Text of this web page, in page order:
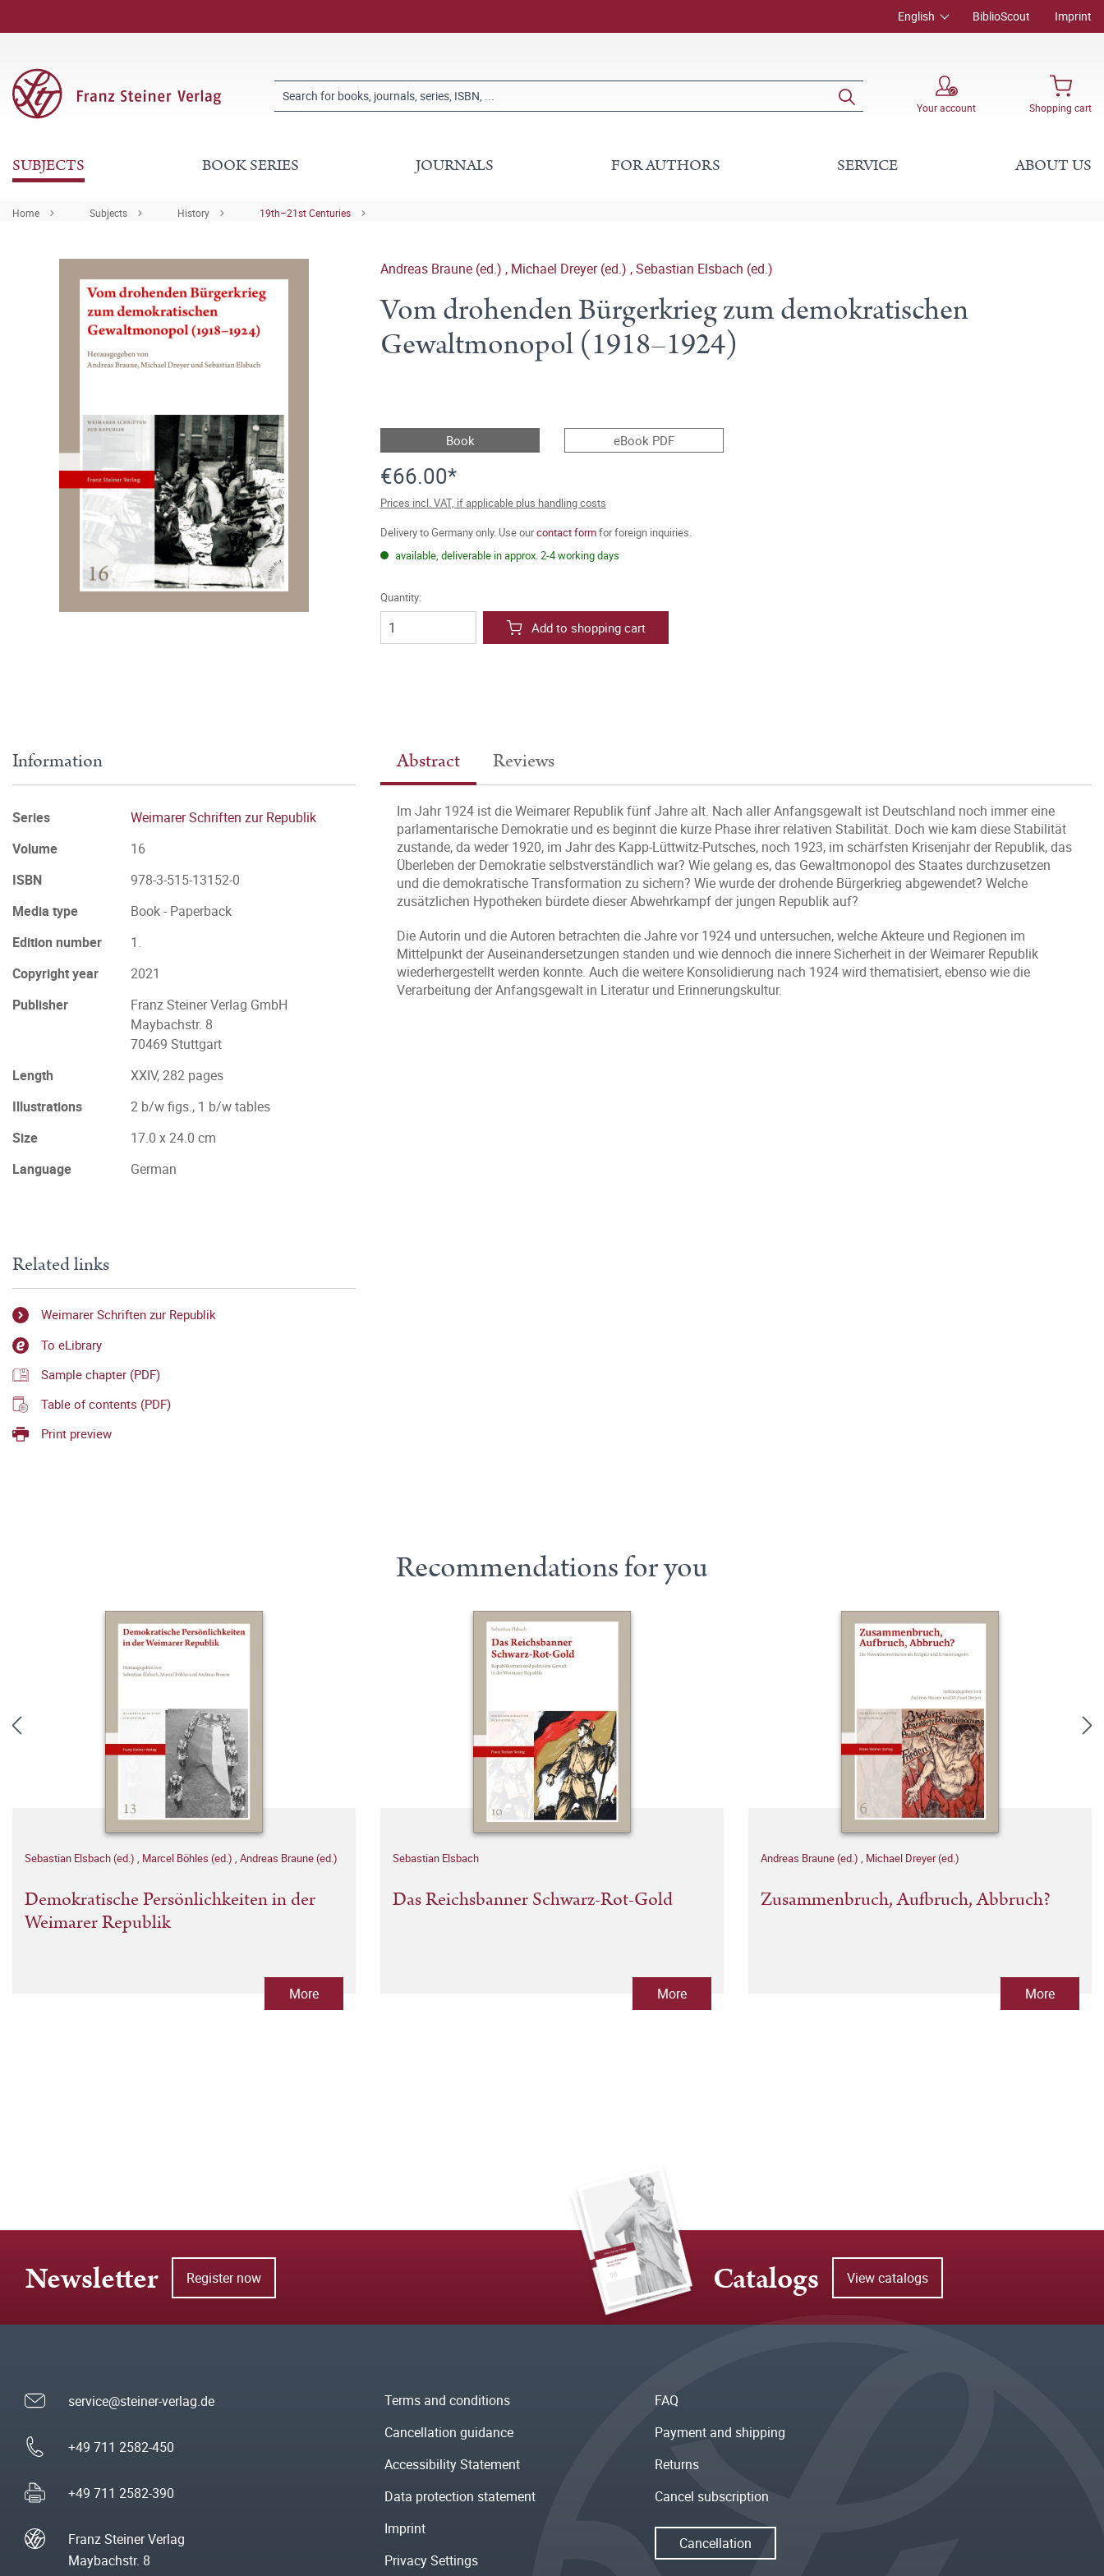
English BiblioScout Imprint
Your account Shopping cart
SUBJECTS BOOK SERIES JOURNALS FOR AUTHORS SERVICE ABOUT US
Home Subjects History 19th–21st Centuries
Andreas Braune (ed.) , Michael Dreyer (ed.) ,Sebastian Elsbach (ed.)
Vom drohenden Bürgerkrieg zum demokratischen
Gewaltmonopol (1918–1924)
Book eBook PDF
€66.00*
Prices incl. VAT, if applicable plus handling costs
Delivery to Germany only. Use ourcontact formfor foreign inquiries.
available, deliverable in approx. 2-4 working days
Quantity:
Add to shopping cart
Abstract Reviews
Im Jahr 1924 ist die Weimarer Republik fünf Jahre alt. Nach aller Anfangsgewalt ist Deutschland noch immer eine
parlamentarische Demokratie und es beginnt die kurze Phase ihrer relativen Stabilität. Doch wie kam diese Stabilität
zustande, da weder 1920, im Jahr des Kapp-Lüttwitz-Putsches, noch 1923, im schärfsten Krisenjahr der Republik, das
Überleben der Demokratie selbstverständlich war? Wie gelang es, das Gewaltmonopol des Staates durchzusetzen
und die demokratische Transformation zu sichern? Wie wurde der drohende Bürgerkrieg abgewendet? Welche
zusätzlichen Hypotheken bürdete dieser Abwehrkampf der jungen Republik auf?
Die Autorin und die Autoren betrachten die Jahre vor 1924 und untersuchen, welche Akteure und Regionen im
Mittelpunkt der Auseinandersetzungen standen und wie dennoch die innere Sicherheit in der Weimarer Republik
wiederhergestellt werden konnte. Auch die weitere Konsolidierung nach 1924 wird thematisiert, ebenso wie die
Verarbeitung der Anfangsgewalt in Literatur und Erinnerungskultur.
Information
Series
Weimarer Schriften zur Republik
Volume
16
ISBN
978-3-515-13152-0
Media type
Book - Paperback
Edition number
1.
Copyright year
2021
Publisher
Franz Steiner Verlag GmbH
Maybachstr. 8
70469 Stuttgart
Length
XXIV, 282 pages
Illustrations
2 b/w figs., 1 b/w tables
Size
17.0 x 24.0 cm
Language
German
Related links
Weimarer Schriften zur Republik
To eLibrary
Sample chapter (PDF)
Table of contents (PDF)
Print preview
Recommendations for you
Sebastian Elsbach (ed.) , Marcel Böhles (ed.) , Andreas Braune (ed.)
Demokratische Persönlichkeiten in der
Weimarer Republik
More
Sebastian Elsbach
Das Reichsbanner Schwarz-Rot-Gold
More
Andreas Braune (ed.) , Michael Dreyer (ed.)
Zusammenbruch, Aufbruch, Abbruch?
More
Newsletter Register now Catalogs View catalogs
service@steiner-verlag.de
+49 711 2582-450
+49 711 2582-390
Franz Steiner Verlag
Maybachstr. 8
Terms and conditions
Cancellation guidance
Accessibility Statement
Data protection statement
Imprint
Privacy Settings
FAQ
Payment and shipping
Returns
Cancel subscription
Cancellation